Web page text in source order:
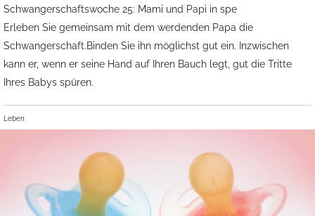
Schwangerschaftswoche 25: Mami und Papi in spe
Erleben Sie gemeinsam mit dem werdenden Papa die
Schwangerschaft.Binden Sie ihn möglichst gut ein. Inzwischen
kann er, wenn er seine Hand auf Ihren Bauch legt, gut die Tritte
Ihres Babys spüren.
Leben